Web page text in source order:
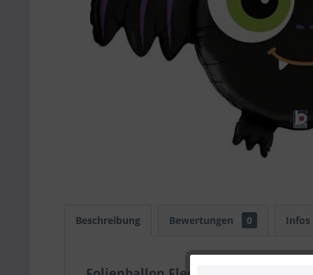
Beschreibung Bewertungen 0 Infos